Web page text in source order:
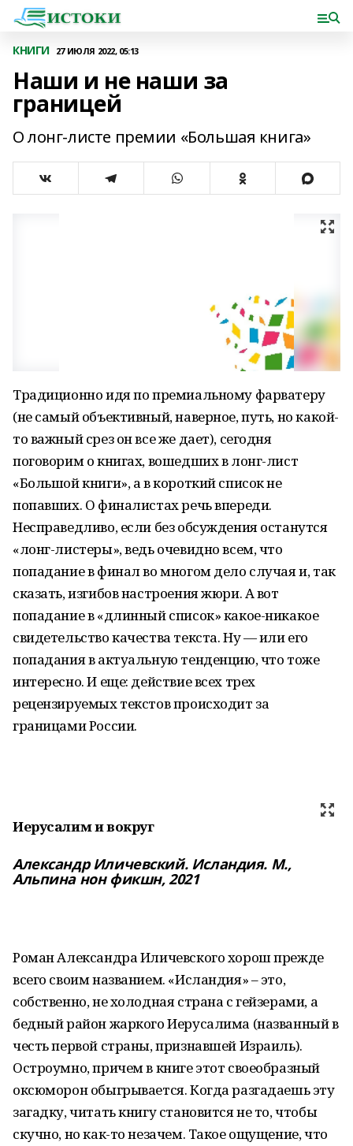
КНИГИ 27 ИЮЛЯ 2022, 05:13
Наши и не наши за
границей
О лонг-листе премии «Большая книга»
Традиционно идя по премиальному фарватеру
(не самый объективный, наверное, путь, но какой-
то важный срез он все же дает), сегодня
поговорим о книгах, вошедших в лонг-лист
«Большой книги», а в короткий список не
попавших. О финалистах речь впереди.
Несправедливо, если без обсуждения останутся
«лонг-листеры», ведь очевидно всем, что
попадание в финал во многом дело случая и, так
сказать, изгибов настроения жюри. А вот
попадание в «длинный список» какое-никакое
свидетельство качества текста. Ну — или его
попадания в актуальную тенденцию, что тоже
интересно. И еще: действие всех трех
рецензируемых текстов происходит за
границами России.
Иерусалим и вокруг
Александр Иличевский. Исландия. М.,
Альпина нон фикшн, 2021
Роман Александра Иличевского хорош прежде
всего своим названием. «Исландия» – это,
собственно, не холодная страна с гейзерами, а
бедный район жаркого Иерусалима (названный в
честь первой страны, признавшей Израиль).
Остроумно, причем в книге этот своеобразный
оксюморон обыгрывается. Когда разгадаешь эту
загадку, читать книгу становится не то, чтобы
скучно, но как-то незачем. Такое ощущение, что